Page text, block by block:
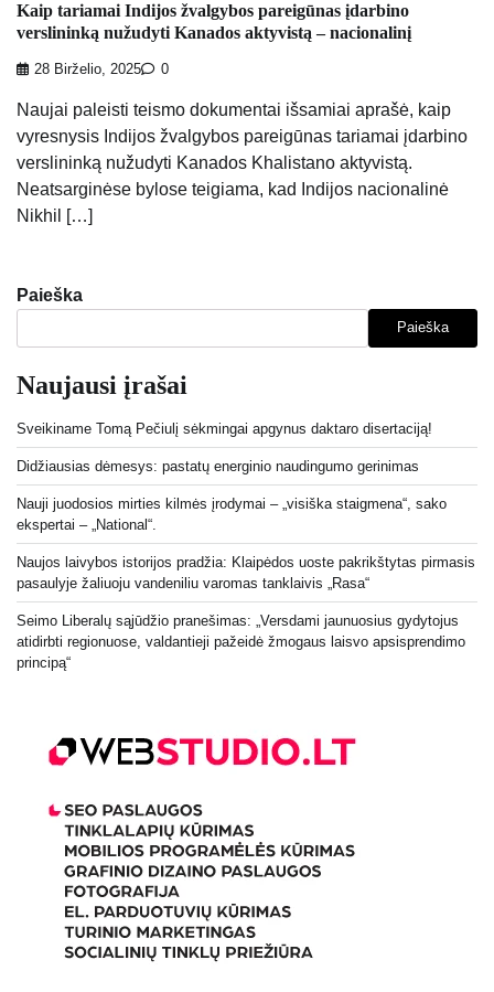
Kaip tariamai Indijos žvalgybos pareigūnas įdarbino
verslininką nužudyti Kanados aktyvistą – nacionalinį
28 Birželio, 2025 0
Naujai paleisti teismo dokumentai išsamiai aprašė, kaip
vyresnysis Indijos žvalgybos pareigūnas tariamai įdarbino
verslininką nužudyti Kanados Khalistano aktyvistą.
Neatsarginėse bylose teigiama, kad Indijos nacionalinė
Nikhil […]
Paieška
Paieška
Naujausi įrašai
Sveikiname Tomą Pečiulį sėkmingai apgynus daktaro disertaciją!
Didžiausias dėmesys: pastatų energinio naudingumo gerinimas
Nauji juodosios mirties kilmės įrodymai – „visiška staigmena“, sako
ekspertai – „National“.
Naujos laivybos istorijos pradžia: Klaipėdos uoste pakrikštytas pirmasis
pasaulyje žaliuoju vandeniliu varomas tanklaivis „Rasa“
Seimo Liberalų sąjūdžio pranešimas: „Versdami jaunuosius gydytojus
atidirbti regionuose, valdantieji pažeidė žmogaus laisvo apsisprendimo
principą“